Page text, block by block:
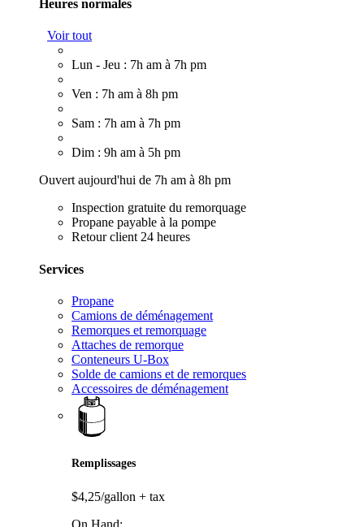
Heures normales
Voir tout
Lun - Jeu : 7h am à 7h pm
Ven : 7h am à 8h pm
Sam : 7h am à 7h pm
Dim : 9h am à 5h pm
Ouvert aujourd'hui de 7h am à 8h pm
Inspection gratuite du remorquage
Propane payable à la pompe
Retour client 24 heures
Services
Propane
Camions de déménagement
Remorques et remorquage
Attaches de remorque
Conteneurs U-Box
Solde de camions et de remorques
Accessoires de déménagement
Remplissages
$4,25/gallon + tax
On Hand: